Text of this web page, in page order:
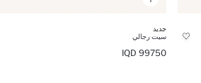
جديد
سيت رجالي
99750 IQD